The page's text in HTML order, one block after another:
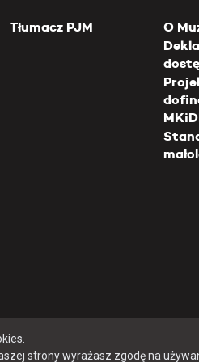
Tłumacz PJM
O
strony wyrażasz zgodę na